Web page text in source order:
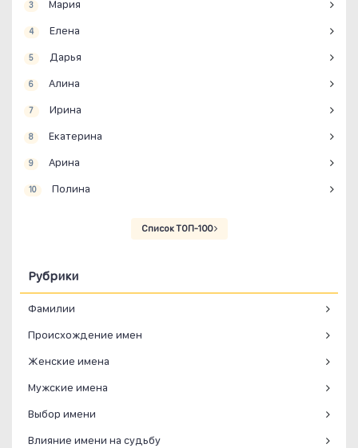
3 Мария
4 Елена
5 Дарья
6 Алина
7 Ирина
8 Екатерина
9 Арина
10 Полина
Список ТОП-100
Рубрики
Фамилии
Происхождение имен
Женские имена
Мужские имена
Выбор имени
Влияние имени на судьбу